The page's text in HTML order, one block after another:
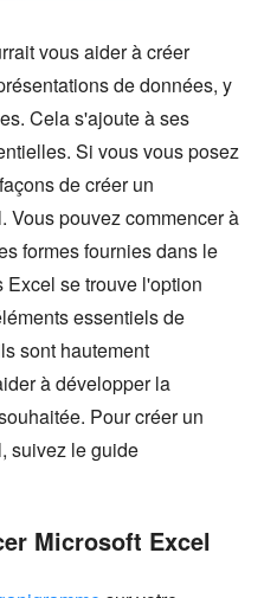
vous aider à créer
de données, y
Cela s'ajoute à ses
Si vous vous posez
de créer un
Vous pouvez commencer à
formes fournies dans le
se trouve l'option
essentiels de
sont hautement
à développer la
Pour créer un
suivez le guide
Microsoft Excel